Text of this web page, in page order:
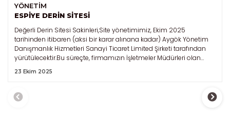
YÖNETİM
ESPİYE DERİN SİTESİ
Değerli Derin Sitesi Sakinleri,Site yönetimimiz, Ekim 2025
tarihinden itibaren (aksi bir karar alınana kadar) Aygök Yönetim
Danışmanlık Hizmetleri Sanayi Ticaret Limited Şirketi tarafından
yürütülecektir.Bu süreçte, firmamızın İşletmeler Müdürleri olan
yapacaktır.Yeni yönetimimiz, 634 sayılı Kat Mülkiyeti Kanununda
amacıyla en yetkin şekilde yürütecektir. Tüm faaliyetlerimizde
temel ilkemiz şeffaflık ve dürüstlük olacaktır.
23 Ekim 2025